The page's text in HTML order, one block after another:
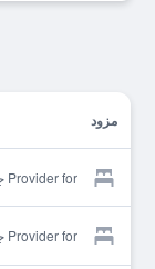
مزود
Provider for جيمات أوتل
Provider for جيمات أوتل